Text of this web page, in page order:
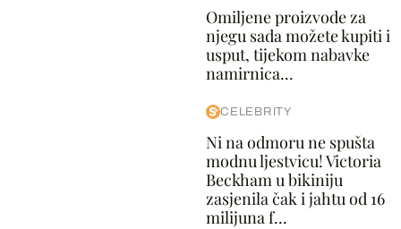
Omiljene proizvode za
njegu sada možete kupiti i
usput, tijekom nabavke
namirnica...
CELEBRITY
Ni na odmoru ne spušta
modnu ljestvicu! Victoria
Beckham u bikiniju
zasjenila čak i jahtu od 16
milijuna f...